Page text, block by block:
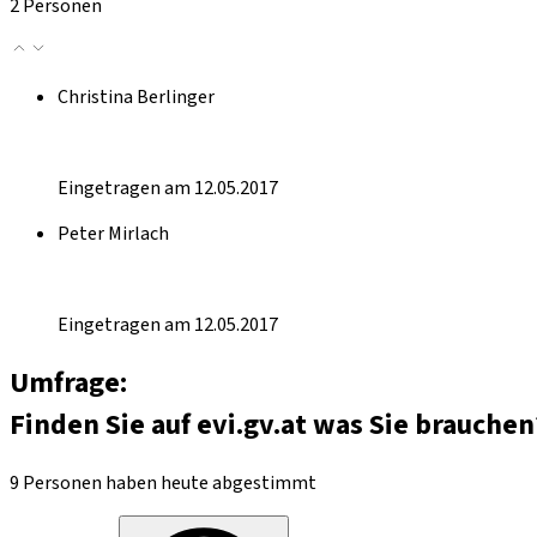
2 Personen
Christina Berlinger
Eingetragen am 12.05.2017
Peter Mirlach
Eingetragen am 12.05.2017
Umfrage:
Finden Sie auf evi.gv.at was Sie
9 Personen haben heute abgestimmt